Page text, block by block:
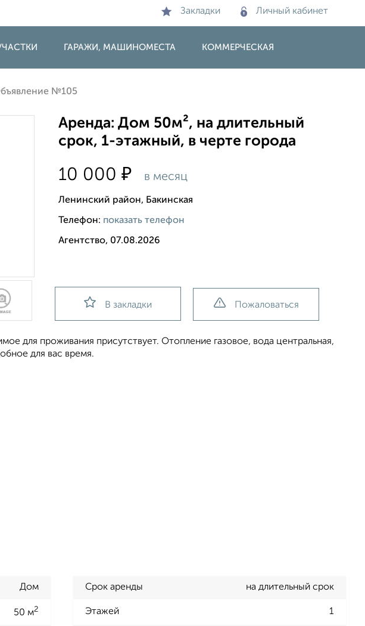
Закладки Личный кабинет
ГАРАЖИ, МАШИНОМЕСТА КОММЕРЧЕСКАЯ
№105
Аренда: Дом 50м², на длительный
срок, 1-этажный, в черте города
10 000₽ в месяц
Ленинский район, Бакинская
Телефон: показать телефон
Агентство, 07.08.2026
В закладки Пожаловаться
для проживания присутствует. Отопление газовое, вода центральная,
для вас время.
Дом Срок аренды на длительный срок
50 м2 Этажей 1